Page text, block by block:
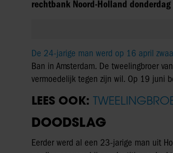
rechtbank Noord-Holland
De 24-jarige man werd op 16 april
Ban in Amsterdam. De tweelingbroer
vermoedelijk tegen zijn wil. Op 19 juni
LEES OOK:
DOODSLAG
Eerder werd al een 23-jarige man uit